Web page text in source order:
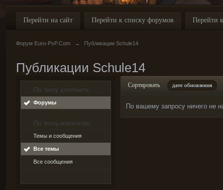
Перейти на сайт Перейти к списку форумов Перейти
Форум Euro-PvP.Com → Публикации Schule14
Публикации Schule14
По типу контента
Форумы
По пользователю
Темы и сообщения
Все темы
Все сообщения
Сортировать дате обновления
По вашему запросу ничего не